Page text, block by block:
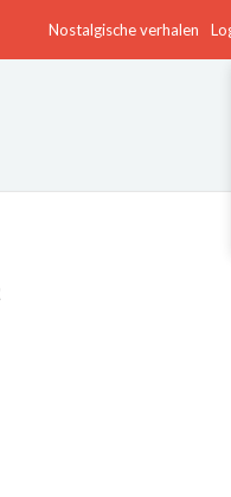
Nostalgische verhalen